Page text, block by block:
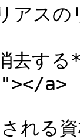
アス
去す
a>
れる